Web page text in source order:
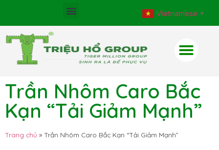
Vietnamese ▼
Trần Nhôm Caro Bắc
Kạn “Tải Giảm Mạnh”
Trang chủ » Trần Nhôm Caro Bắc Kạn “Tải Giảm Mạnh”